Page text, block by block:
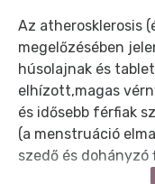
Az atherosklerosis
megelőzésében
húsolajnak és
elhízott,magas
és idősebb férfiak
(a menstruáció
szedő és